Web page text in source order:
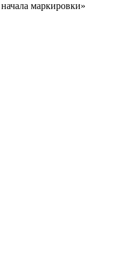
маркировки»